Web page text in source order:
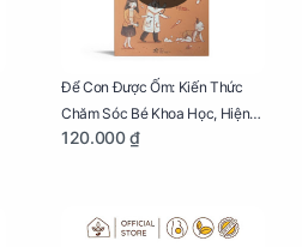
Để Con Được Ốm: Kiến Thức
Chăm Sóc Bé Khoa Học, Hiện
Đại
120.000 ₫